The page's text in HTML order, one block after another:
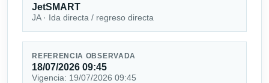
JetSMART
JA · Ida directa / regreso directa
REFERENCIA OBSERVADA
18/07/2026 09:45
Vigencia: 19/07/2026 09:45